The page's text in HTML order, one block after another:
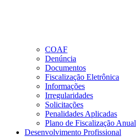
COAF
Denúncia
Documentos
Fiscalização Eletrônica
Informações
Irregularidades
Solicitações
Penalidades Aplicadas
Plano de Fiscalização Anual
Desenvolvimento Profissional